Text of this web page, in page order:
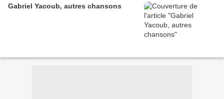
Gabriel Yacoub, autres chansons